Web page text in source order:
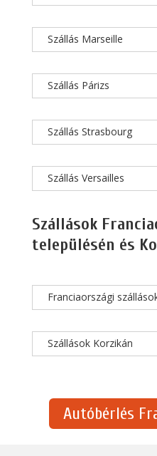
Szállás Marseille
Szállás Párizs
Szállás Strasbourg
Szállás Versailles
Szállások
településén és
Franciaországi
Szállások Korzikán
Autóbérlés